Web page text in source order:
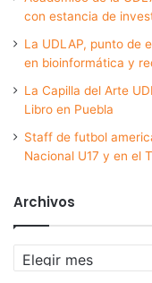
con estancia de
La UDLAP, punto de
en bioinformática y
La Capilla del Arte
Libro en Puebla
Staff de futbol
Nacional U17 y en el
Archivos
Archivos